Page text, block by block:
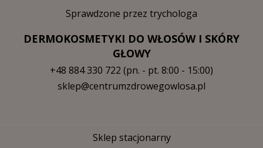
Sprawdzone przez trychologa
DERMOKOSMETYKI DO WŁOSÓW I SKÓRY
GŁOWY
+48 884 330 722 (pn. - pt. 8:00 - 15:00)
sklep@centrumzdrowegowlosa.pl
Sklep stacjonarny